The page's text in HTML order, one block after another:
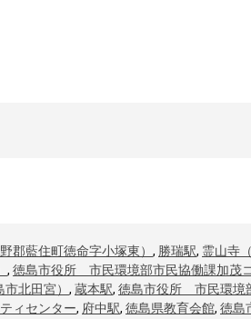
郡藍住町徳命字小塚東） , 勝瑞駅, 霊山寺
, 徳島市役所 市民環境部市民協働課加茂
北田宮） , 蔵本駅, 徳島市役所 市民環境
ィセンター, 府中駅, 徳島県教育会館, 徳島